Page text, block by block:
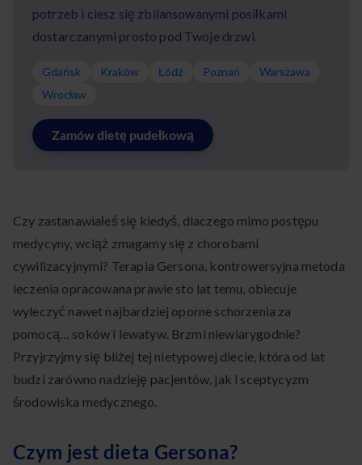
potrzeb i ciesz się zbilansowanymi posiłkami
dostarczanymi prosto pod Twoje drzwi.
Gdańsk Kraków Łódź Poznań
Warszawa
Wrocław
Zamów dietę pudełkową
Czy zastanawiałeś się kiedyś, dlaczego mimo postępu
medycyny, wciąż zmagamy się z chorobami
cywilizacyjnymi? Terapia Gersona, kontrowersyjna metoda
leczenia opracowana prawie sto lat temu, obiecuje
wyleczyć nawet najbardziej oporne schorzenia za
pomocą… soków i lewatyw. Brzmi niewiarygodnie?
Przyjrzyjmy się bliżej tej nietypowej diecie, która od lat
budzi zarówno nadzieję pacjentów, jak i sceptycyzm
środowiska medycznego.
Czym jest dieta Gersona?